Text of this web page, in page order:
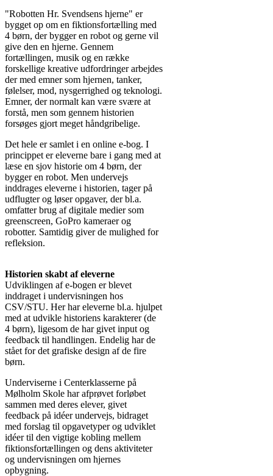
Отдельного внимания заслуживаеткредит для пенсионеров
для пожилых людей, которым нужна финансовая поддержка.
упрощены: минимум документов, быстрое решение и
Пенсионеры могут использовать деньги для лечения, оплаты
других повседневных расходов, не прибегая к помощи
"Robotten Hr. Svendsens hjerne" er
bygget op om en fiktionsfortælling med
4 børn, der bygger en robot og gerne vil
give den en hjerne. Gennem
fortællingen, musik og en række
forskellige kreative udfordringer arbejdes
der med emner som hjernen, tanker,
følelser, mod, nysgerrighed og teknologi.
Emner, der normalt kan være svære at
forstå, men som gennem historien
forsøges gjort meget håndgribelige.
Det hele er samlet i en online e-bog. I
princippet er eleverne bare i gang med at
læse en sjov historie om 4 børn, der
bygger en robot. Men undervejs
inddrages eleverne i historien, tager på
udflugter og løser opgaver, der bl.a.
omfatter brug af digitale medier som
greenscreen, GoPro kameraer og
robotter. Samtidig giver de mulighed for
refleksion.
Процедура отримання фінансової
допомоги тепер займає мінімум часу
завдяки зручним онлайн-формам на
сайтах кредиторів. Ви можете подати
заявку на кредиту будь-який зручний
час, не виходячи з дому чи офісу.
Проста структура анкети мінімізує
ризик помилок, що значно підвищує
ваші шанси на швидке та позитивне
Historien skabt af eleverne
Udviklingen af e-bogen er blevet
inddraget i undervisningen hos
CSV/STU. Her har eleverne bl.a. hjulpet
med at udvikle historiens karakterer (de
4 børn), ligesom de har givet input og
feedback til handlingen. Endelig har de
stået for det grafiske design af de fire
børn.
Underviserne i Centerklasserne på
Mølholm Skole har afprøvet forløbet
sammen med deres elever, givet
feedback på idéer undervejs, bidraget
med forslag til opgavetyper og udviklet
idéer til den vigtige kobling mellem
fiktionsfortællingen og dens aktiviteter
og undervisningen om hjernes
opbygning.